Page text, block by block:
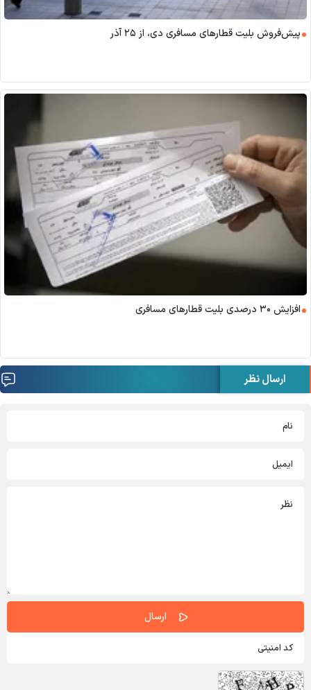
پیش‌فروش بلیت قطار‌های مسافری دی، از ۲۵ آذر
افزایش ۳۰ درصدی بلیت قطار‌های مسافری
ارسال نظر